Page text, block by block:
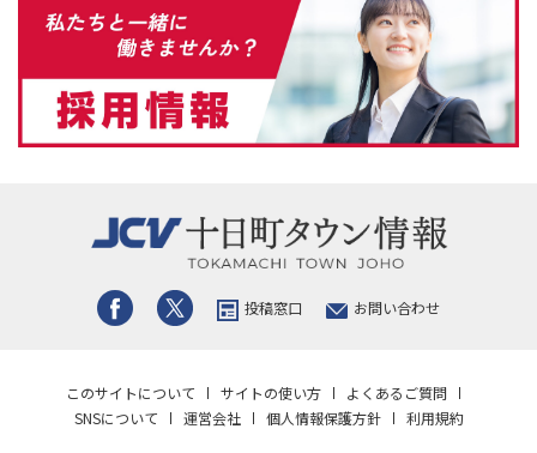
投稿窓口 お問い合わせ
このサイトについて サイトの使い方
よくあるご質問
SNSについて
運営会社 個人情報保護方針 利用規約